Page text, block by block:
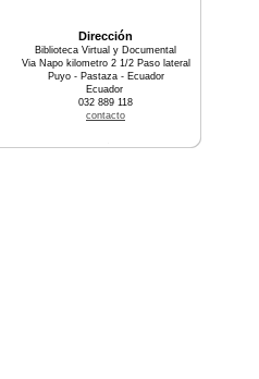
Dirección
Biblioteca Virtual y Documental
Via Napo kilometro 2 1/2 Paso lateral
Puyo - Pastaza - Ecuador
Ecuador
032 889 118
contacto